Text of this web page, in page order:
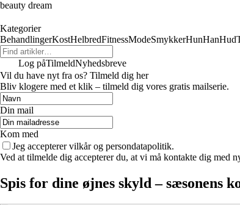
beauty dream
Kategorier
BehandlingerKostHelbredFitnessModeSmykkerHunHanHud
Log påTilmeldNyhedsbreve
Vil du have nyt fra os? Tilmeld dig her
Bliv klogere med et klik – tilmeld dig vores gratis mailserie.
Din mail
Kom med
Jeg accepterer vilkår og persondatapolitik.
Ved at tilmelde dig accepterer du, at vi må kontakte dig med
Spis for dine øjnes skyld – sæsonens